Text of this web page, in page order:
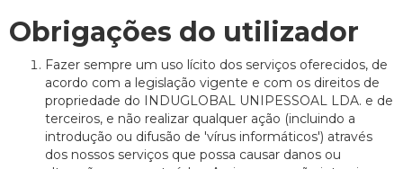
Obrigações do utilizador
Fazer sempre um uso lícito dos serviços oferecidos, de
acordo com a legislação vigente e com os direitos de
propriedade do INDUGLOBAL UNIPESSOAL LDA. e de
terceiros, e não realizar qualquer ação (incluindo a
introdução ou difusão de 'vírus informáticos') através
dos nossos serviços que possa causar danos ou